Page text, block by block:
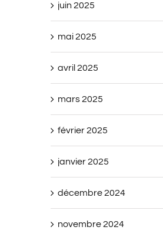
juin 2025
mai 2025
avril 2025
mars 2025
février 2025
janvier 2025
décembre 2024
novembre 2024